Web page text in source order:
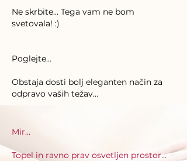
Ne skrbite… Tega vam ne bom
svetovala! :)
Poglejte…
Obstaja dosti bolj eleganten način za
odpravo vaših težav…
Mir...
Topel in ravno prav osvetljen prostor...